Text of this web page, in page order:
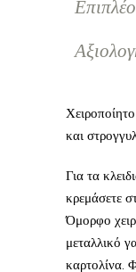
και
Για τα
κρεμάσετε
Όμορφο
μεταλλικό
καρτολίνα.